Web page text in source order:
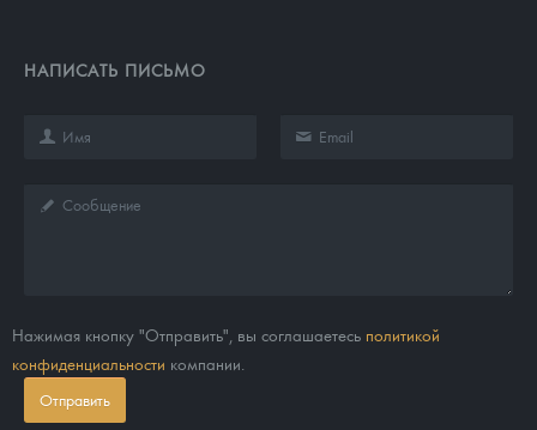
НАПИСАТЬ ПИСЬМО
Нажимая кнопку "Отправить", вы соглашаетесь политикой
конфиденциальности компании.
Отправить